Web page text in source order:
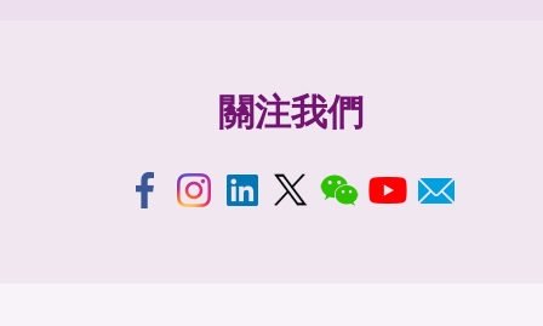
關注我們